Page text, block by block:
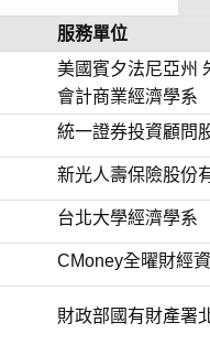
服務單位
美國賓夕法尼亞州
會計商業經濟學系
統一證券投資顧問
新光人壽保險股份
台北大學經濟學系
CMoney全曜財經
財政部國有財產署